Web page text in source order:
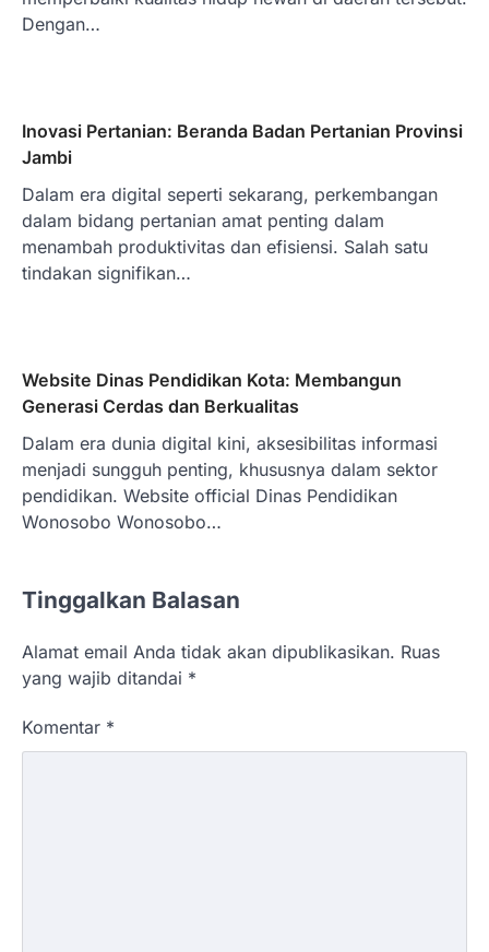
Dengan…
Inovasi Pertanian: Beranda Badan Pertanian Provinsi
Jambi
Dalam era digital seperti sekarang, perkembangan
dalam bidang pertanian amat penting dalam
menambah produktivitas dan efisiensi. Salah satu
tindakan signifikan…
Website Dinas Pendidikan Kota: Membangun
Generasi Cerdas dan Berkualitas
Dalam era dunia digital kini, aksesibilitas informasi
menjadi sungguh penting, khususnya dalam sektor
pendidikan. Website official Dinas Pendidikan
Wonosobo Wonosobo…
Tinggalkan Balasan
Alamat email Anda tidak akan dipublikasikan. Ruas
yang wajib ditandai *
Komentar *